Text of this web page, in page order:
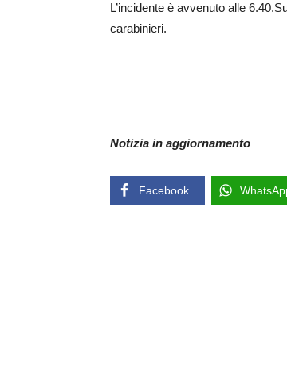
L’incidente è avvenuto alle
carabinieri.
Notizia in aggiornamento
Facebook